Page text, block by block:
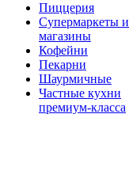
Пиццерия
Супермаркеты и
магазины
Кофейни
Пекарни
Шаурмичные
Частные кухни
премиум-класса